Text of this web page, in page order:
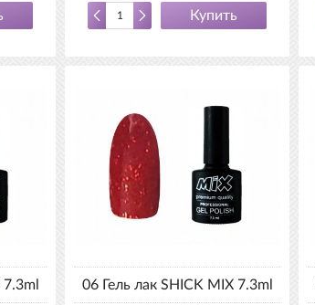
Купить
06 Гель лак SHICK MIX 7.3ml